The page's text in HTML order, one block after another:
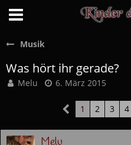
Musik
Was hört ihr gerade?
Melu 6. März 2015
1 2 3 4
Melu